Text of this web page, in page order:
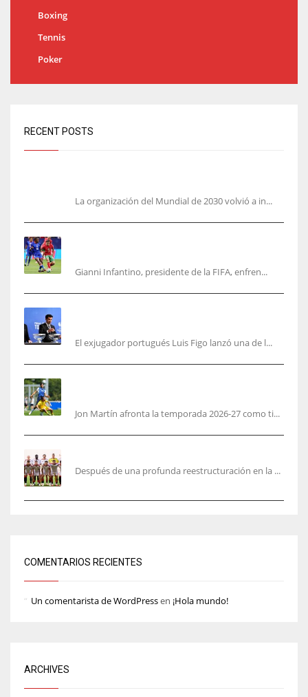
Boxing
Tennis
Poker
RECENT POSTS
La organización del Mundial de 2030 volvió a in...
Gianni Infantino, presidente de la FIFA, enfren...
El exjugador portugués Luis Figo lanzó una de l...
Jon Martín afronta la temporada 2026-27 como ti...
Después de una profunda reestructuración en la ...
COMENTARIOS RECIENTES
Un comentarista de WordPressen ¡Hola mundo!
ARCHIVES